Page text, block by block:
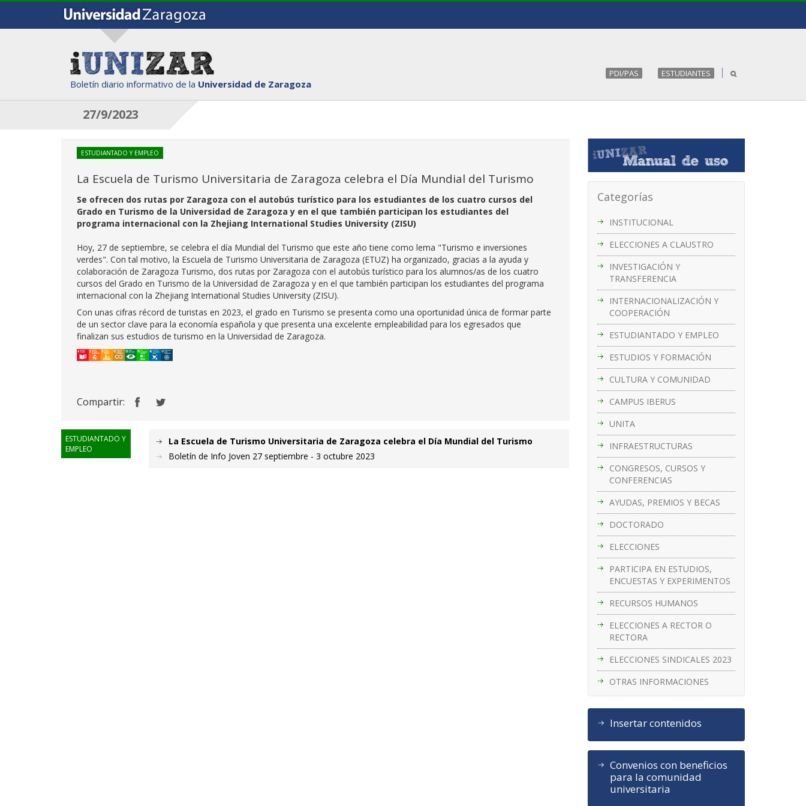
Boletín diario informativo de la Universidad de Zaragoza
PDI/PAS ESTUDIANTES
27/9/2023
Categorías
INSTITUCIONAL
ELECCIONES A CLAUSTRO
INVESTIGACIÓN Y
TRANSFERENCIA
INTERNACIONALIZACIÓN Y
COOPERACIÓN
ESTUDIANTADO Y EMPLEO
ESTUDIOS Y FORMACIÓN
CULTURA Y COMUNIDAD
CAMPUS IBERUS
UNITA
INFRAESTRUCTURAS
CONGRESOS, CURSOS Y
CONFERENCIAS
AYUDAS, PREMIOS Y BECAS
DOCTORADO
ELECCIONES
PARTICIPA EN ESTUDIOS,
ENCUESTAS Y EXPERIMENTOS
RECURSOS HUMANOS
ELECCIONES A RECTOR O
RECTORA
ELECCIONES SINDICALES 2023
OTRAS INFORMACIONES
Insertar contenidos
Convenios con beneficios
para la comunidad
universitaria
ESTUDIANTADO Y EMPLEO
La Escuela de Turismo Universitaria de Zaragoza celebra el Día Mundial del Turismo
Se ofrecen dos rutas por Zaragoza con el autobús turístico para los estudiantes de los cuatro cursos del
Grado en Turismo de la Universidad de Zaragoza y en el que también participan los estudiantes del
programa internacional con la Zhejiang International Studies University (ZISU)
Hoy, 27 de septiembre, se celebra el día Mundial del Turismo que este año tiene como lema "Turismo e inversiones
verdes". Con tal motivo, la Escuela de Turismo Universitaria de Zaragoza (ETUZ) ha organizado, gracias a la ayuda y
colaboración de Zaragoza Turismo, dos rutas por Zaragoza con el autobús turístico para los alumnos/as de los cuatro
cursos del Grado en Turismo de la Universidad de Zaragoza y en el que también participan los estudiantes del programa
internacional con la Zhejiang International Studies University (ZISU).
Con unas cifras récord de turistas en 2023, el grado en Turismo se presenta como una oportunidad única de formar parte
de un sector clave para la economía española y que presenta una excelente empleabilidad para los egresados que
finalizan sus estudios de turismo en la Universidad de Zaragoza.
Compartir:
ESTUDIANTADO Y
EMPLEO
La Escuela de Turismo Universitaria de Zaragoza celebra el Día Mundial del Turismo
Boletín de Info Joven 27 septiembre - 3 octubre 2023